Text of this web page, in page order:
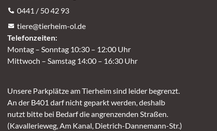
0441 / 50 42 93
tiere@tierheim-ol.de
Telefonzeiten:
Montag – Sonntag 10:30 – 12:00 Uhr
Mittwoch – Samstag 14:00 – 16:30 Uhr
Unsere Parkplätze am Tierheim sind leider begrenzt.
An der B401 darf nicht geparkt werden, deshalb
nutzt bitte bei Bedarf die angrenzenden Straßen.
(Kavallerieweg, Am Kanal, Dietrich-Dannemann-Str.)